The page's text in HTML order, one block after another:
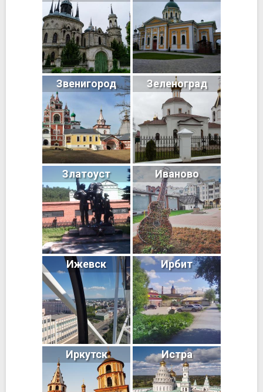
Звенигород Зеленоград
Златоуст Иваново
Ижевск Ирбит
Иркутск Истра